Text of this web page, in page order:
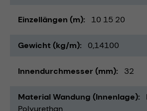
Einzellängen (m) 10 15 20
Gewicht (kg/m) 0,14100
Innendurchmesser (mm) 32
Material Wandung (Innenlage)
Polyurethan